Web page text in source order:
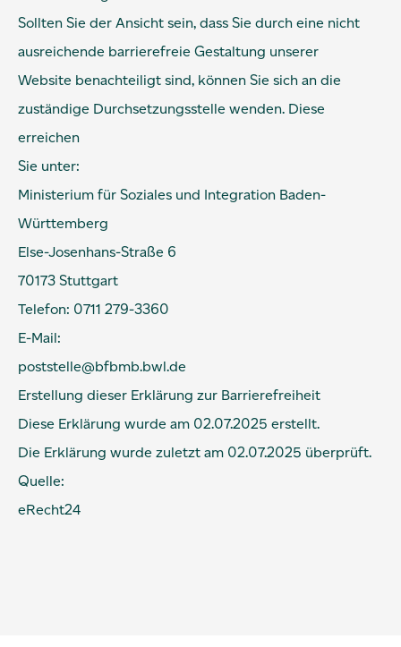
Sollten Sie der Ansicht sein, dass Sie durch eine nicht
ausreichende barrierefreie Gestaltung unserer
Website benachteiligt sind, können Sie sich an die
zuständige Durchsetzungsstelle wenden. Diese
erreichen
Sie unter:
Ministerium für Soziales und Integration Baden-
Württemberg
Else-Josenhans-Straße 6
70173 Stuttgart
Telefon: 0711 279-3360
E-Mail:
poststelle@bfbmb.bwl.de
Erstellung dieser Erklärung zur Barrierefreiheit
Diese Erklärung wurde am 02.07.2025 erstellt.
Die Erklärung wurde zuletzt am 02.07.2025 überprüft.
Quelle:
eRecht24